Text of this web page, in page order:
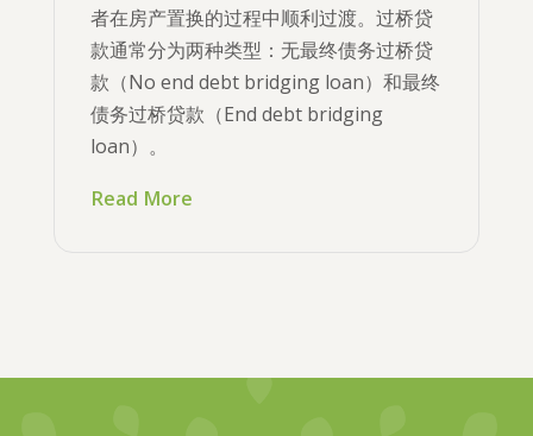
者在房产置换的过程中顺利过渡。过桥贷
款通常分为两种类型：无最终债务过桥贷
款（No end debt bridging loan）和最终
债务过桥贷款（End debt bridging
loan）。
Read More